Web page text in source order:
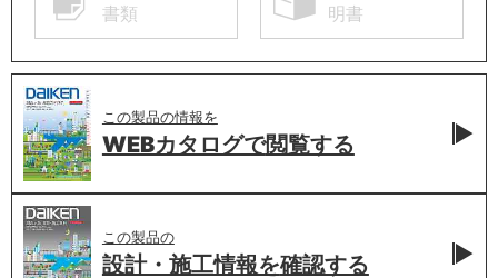
書類
明書
この製品の情報を
WEBカタログで閲覧する
この製品の
設計・施工情報を確認する